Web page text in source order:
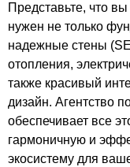
Представьте, что
нужен не только
надежные стены
отопления,
также красивый
дизайн. Агентство
обеспечивает все
гармоничную и
экосистему для